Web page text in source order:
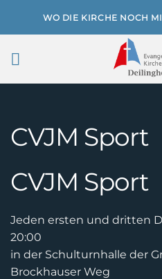
WO DIE KIRCHE NOCH
CVJM Sport
CVJM Sport
Jeden ersten und dritten
20:00
in der Schulturnhalle der
Brockhauser Weg